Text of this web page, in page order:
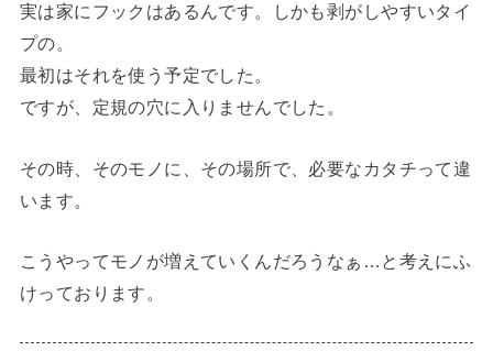
実は家にフックはあるんです。しかも剥がしやすいタイ
プの。
最初はそれを使う予定でした。
ですが、定規の穴に入りませんでした。
その時、そのモノに、その場所で、必要なカタチって違
います。
こうやってモノが増えていくんだろうなぁ…と考えにふ
けっております。